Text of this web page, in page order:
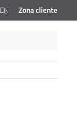
EN Zona cliente